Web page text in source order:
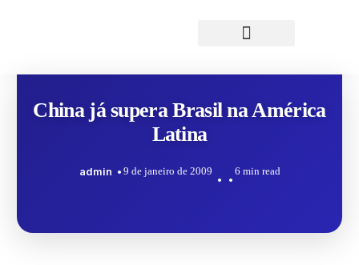
China já supera Brasil na América
Latina
admin 9 de janeiro de 2009 6 min read